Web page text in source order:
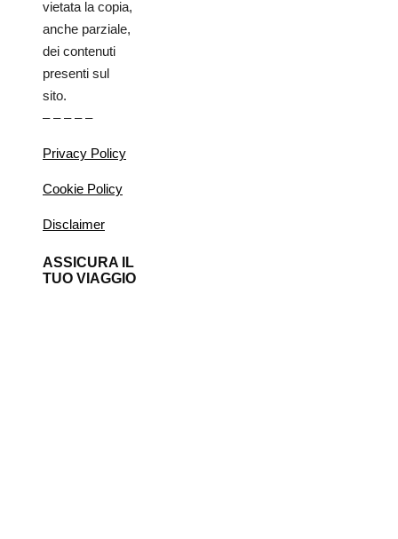
vietata la copia,
anche parziale,
dei contenuti
presenti sul
sito.
– – – – –
Privacy Policy
Cookie Policy
Disclaimer
ASSICURA IL
TUO VIAGGIO